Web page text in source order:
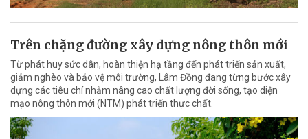
Trên chặng đường xây dựng nông thôn mới
Từ phát huy sức dân, hoàn thiện hạ tầng đến phát triển sản xuất,
giảm nghèo và bảo vệ môi trường, Lâm Đồng đang từng bước xây
dựng các tiêu chí nhằm nâng cao chất lượng đời sống, tạo diện
mạo nông thôn mới (NTM) phát triển thực chất.